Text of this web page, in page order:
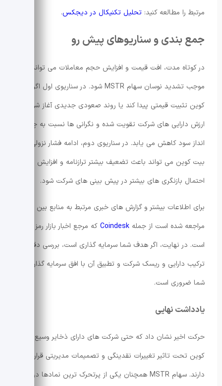
مرتبط را مطالعه کنید: تحلیل تکنیکال در دیجکس.
جمع بندی و سناریوهای پیش رو
در کوتاه مدت، افت قیمت و افزایش حجم معاملات می تواند
موجب تشدید نوسان سهام MSTR شود. در سناریوی اول اگر بیت
کوین تثبیت قیمتی پیدا کند یا روند صعودی جدیدی آغاز شود،
ارزش دارایی های شرکت تقویت شده و نگرانی ها نسبت به چشم
انداز سود کاهش می یابد. در سناریوی دوم، ادامه فشار نزولی بر
بیت کوین می تواند باعث تضعیف بیشتر ترازنامه و افزایش
احتمال بازنگری های بیشتر در پیش بینی های شرکت شود.
برای اطلاعات بیشتر و گزارش های خبری مرتبط به منابع بین المللی
مراجعه شده است از جمله Coindesk که مرجع اخبار بازار رمز ارزها
است. در نهایت، اگر هدف شما سرمایه گذاری است، بررسی دقیق
ترکیب دارایی و ریسک شرکت و تطبیق آن با افق سرمایه گذاری
شما ضروری است.
یادداشت نهایی
حرکت اخیر نشان داد که حتی شرکت های دارای ذخایر وسیع بیت
کوین تحت تاثیر تغییرات نقدینگی و تصمیمات مدیریتی قرار
دارند. سهام MSTR همچنان یکی از پرتحرک ترین نمادها در